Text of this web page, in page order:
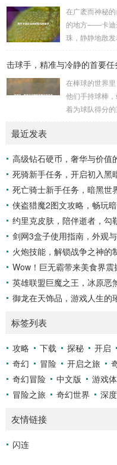
科学研究的外
历史上看,生物
战争时期，某
在广袤而神秘
的地方——卡迪
珠，静静地散
复杂多样的地
照耀下闪耀着
冠，而山脚下
多，高大的乔
击球手，精准与冷静的首要
在棒球的世界
他们手持球棒
着为球队得分
滑球，击球手
和落点，然后
色的视力和反应
最近发表
高级钻石硬币，奢华与价值
死骑新手任务，开启初入黑
死亡骑士新手任务，暗黑世
侠盗猎魔2图文攻略，畅玩
约里克皮肤，陪伴逝者，勾
剑网3盒子使用指南，外观
火炮技能，解锁战争之神的
Wow！巨无霸带来美食界震
英雄联盟巨魔之王，冰原恶
御龙在天饰品，游戏人生的
标签列表
攻略 下载 探秘 开启
奇幻
冒险 开启之旅
奇幻冒险
中文版 游戏
冒险之旅
奇幻世界 深
友情链接
闪连